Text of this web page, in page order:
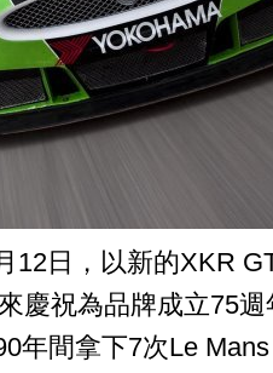
12日，以新的XKR
慶祝為品牌成立75
年間拿下7次Le